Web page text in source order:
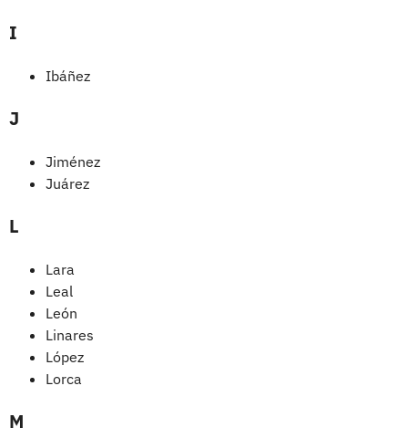
I
Ibáñez
J
Jiménez
Juárez
L
Lara
Leal
León
Linares
López
Lorca
M